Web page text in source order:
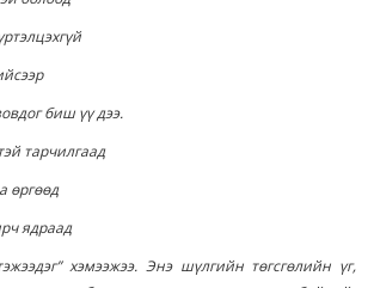
биш үү дээ.
тарчилгаад
өргөөд
ядраад
хэмээжээ. Энэ шүлгийн төгсгөлийн үг,